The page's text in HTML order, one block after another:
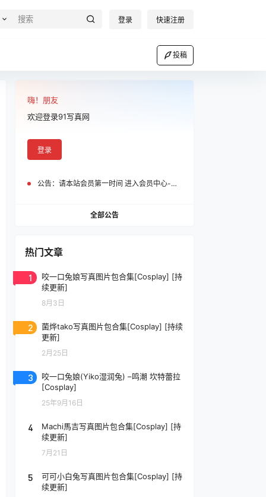
登录 快速注册
投稿
嗨！朋友
欢迎登录91写真网
登录
公告： 请本站会员第一时间 进入会员中心-我的设置中为您的账号绑定邮箱!
全部公告
热门文章
1
咬一口兔娘写真图片包合集[Cosplay] [持
续更新]
8月3日
2
菌烨tako写真图片包合集[Cosplay] [持续
更新]
2月25日
3
咬一口兔娘(Yiko湿润兔) –鸣潮 坎特蕾拉
[Cosplay]
25年9月16日
4
Machi馬吉写真图片包合集[Cosplay] [持
续更新]
7月21日
5
可可小白兔写真图片包合集[Cosplay] [持
续更新]